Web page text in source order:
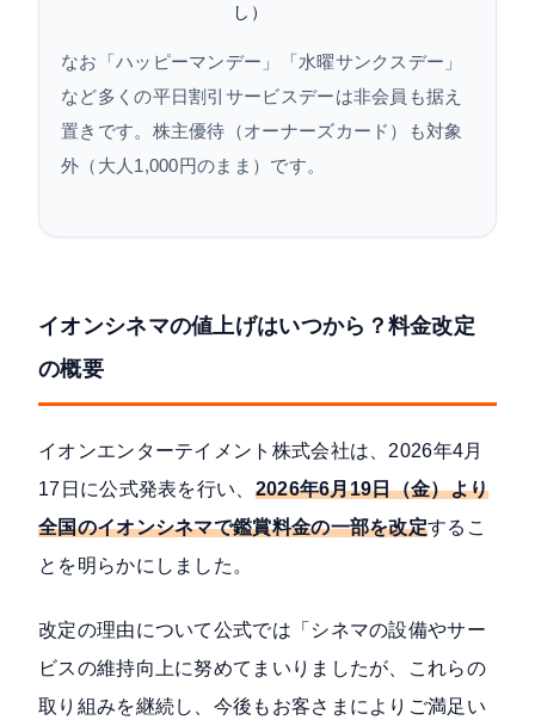
し）
なお「ハッピーマンデー」「水曜サンクスデー」
など多くの平日割引サービスデーは非会員も据え
置きです。株主優待（オーナーズカード）も対象
外（大人1,000円のまま）です。
イオンシネマの値上げはいつから？料金改定
の概要
イオンエンターテイメント株式会社は、 2026年4月
17日に公式発表を行い、 2026年6月19日（金）より
全国のイオンシネマで鑑賞料金の一部を改定するこ
とを明らかにしました。
改定の理由について公式では「シネマの設備やサー
ビスの維持向上に努めてまいりましたが、これらの
取り組みを継続し、今後もお客さまによりご満足い